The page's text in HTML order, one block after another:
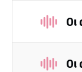
Οι
Οι